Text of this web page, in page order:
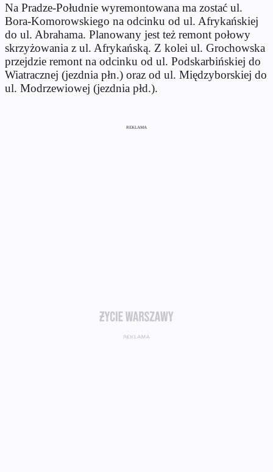
Na Pradze-Południe wyremontowana ma zostać ul.
Bora-Komorowskiego na odcinku od ul. Afrykańskiej
do ul. Abrahama. Planowany jest też remont połowy
skrzyżowania z ul. Afrykańską. Z kolei ul. Grochowska
przejdzie remont na odcinku od ul. Podskarbińskiej do
Wiatracznej (jezdnia płn.) oraz od ul. Międzyborskiej do
ul. Modrzewiowej (jezdnia płd.).
REKLAMA